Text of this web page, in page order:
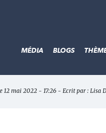
MÉDIA BLOGS
12 mai 2022 - 17:26 - Ecrit par : Lisa